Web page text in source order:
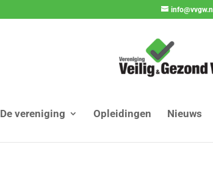
info@vvgw.nl
De vereniging Opleidingen Nieuws